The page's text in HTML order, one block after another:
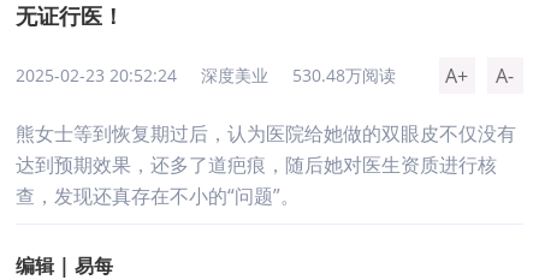
无证行医！
2025-02-23 20:52:24 深度美业 530.48万阅读 A+ A-
熊女士等到恢复期过后，认为医院给她做的双眼皮不仅没有
达到预期效果，还多了道疤痕，随后她对医生资质进行核
查，发现还真存在不小的“问题”。
编辑 | 易每